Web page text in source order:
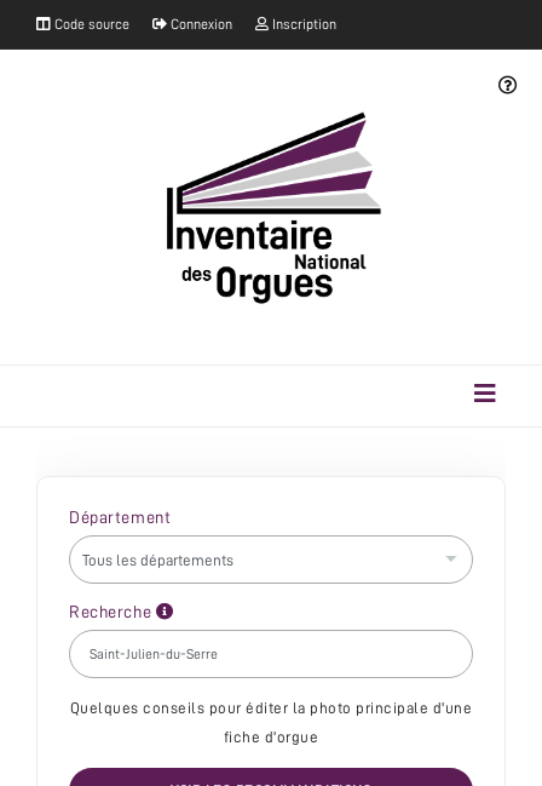
Code source Connexion Inscription
Département
Recherche
Quelques conseils pour éditer la photo principale d'une
fiche d'orgue